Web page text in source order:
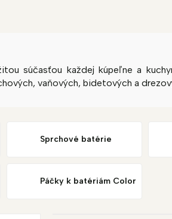
súčasťou každej kúpeľne a
vaňových, bidetových a
Sprchové batérie
Páčky k batériám Color